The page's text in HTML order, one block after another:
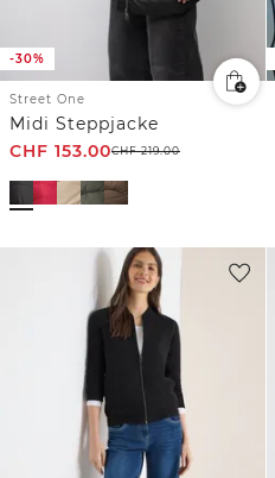
-30%
Street One
Midi Steppjacke
CHF 153.00CHF219.00